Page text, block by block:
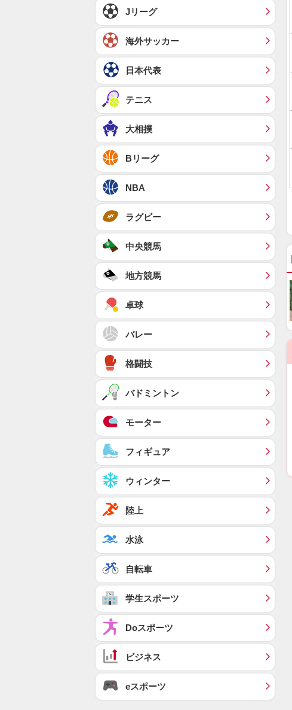
Jリーグ
海外サッカー
日本代表
テニス
大相撲
Bリーグ
NBA
ラグビー
中央競馬
地方競馬
卓球
バレー
格闘技
バドミントン
モーター
フィギュア
ウィンター
陸上
水泳
自転車
学生スポーツ
Doスポーツ
ビジネス
eスポーツ